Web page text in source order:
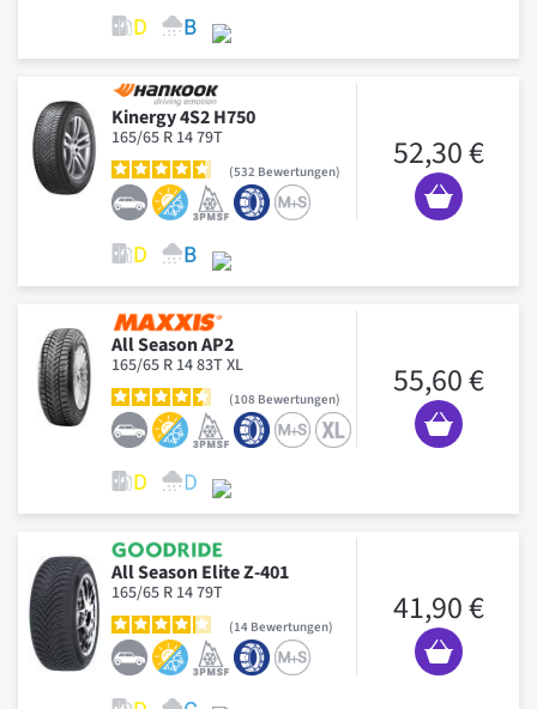
Kinergy 4S2 H750
165/65 R 14 79T
532 Bewertungen 52,30 €
All Season AP2
165/65 R 14 83T XL
108 Bewertungen 55,60 €
All Season Elite Z-401
165/65 R 14 79T
14 Bewertungen 41,90 €